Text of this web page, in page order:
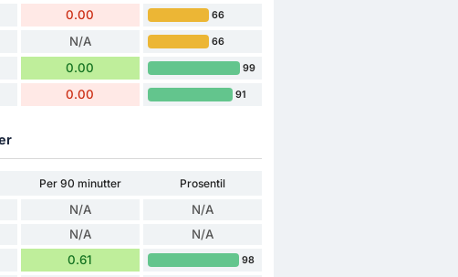
0.00 66
N/A 66
0.00 99
0.00 91
Per 90 minutter
Prosentil
N/A N/A
N/A N/A
0.61 98